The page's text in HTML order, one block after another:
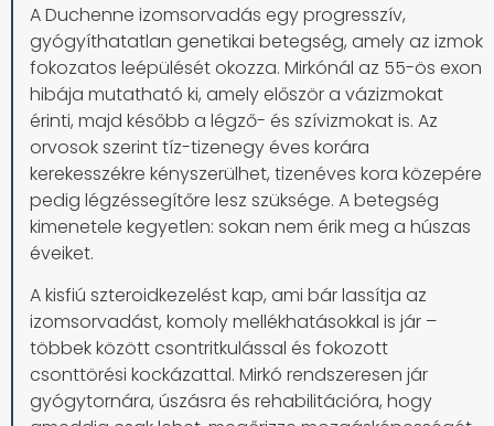
A Duchenne izomsorvadás egy progresszív,
gyógyíthatatlan genetikai betegség, amely az izmok
fokozatos leépülését okozza. Mirkónál az 55-ös exon
hibája mutatható ki, amely először a vázizmokat
érinti, majd később a légző- és szívizmokat is. Az
orvosok szerint tíz-tizenegy éves korára
kerekesszékre kényszerülhet, tizenéves kora közepére
pedig légzéssegítőre lesz szüksége. A betegség
kimenetele kegyetlen: sokan nem érik meg a húszas
éveiket.
A kisfiú szteroidkezelést kap, ami bár lassítja az
izomsorvadást, komoly mellékhatásokkal is jár –
többek között csontritkulással és fokozott
csonttörési kockázattal. Mirkó rendszeresen jár
gyógytornára, úszásra és rehabilitációra, hogy